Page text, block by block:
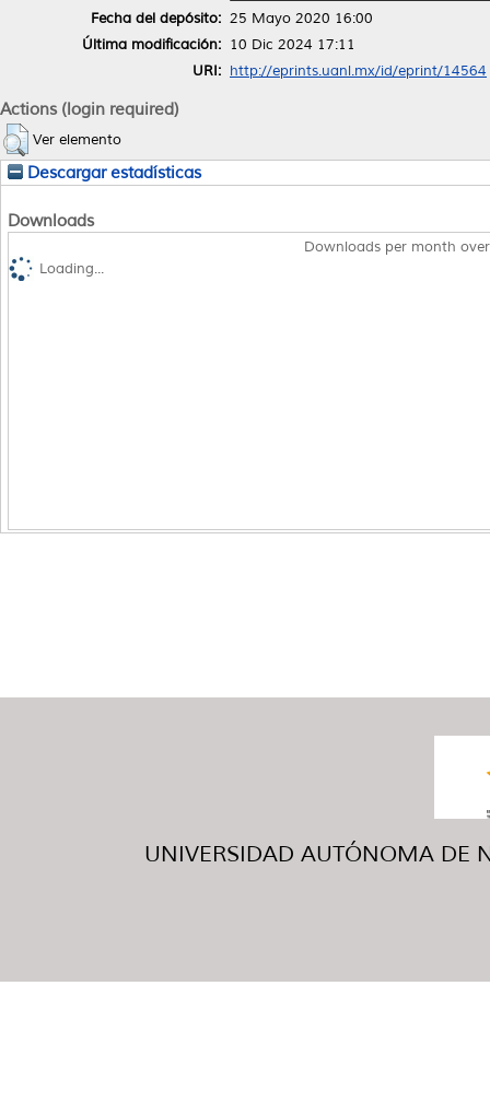
Fecha del depósito: 25 Mayo 2020 16:00
Última modificación: 10 Dic 2024 17:11
URI: http://eprints.uanl.mx/id/eprint/14564
Actions (login required)
Ver elemento
Descargar estadísticas
Downloads
Downloads per month
Loading...
UNIVERSIDAD AUTÓNOMA DE